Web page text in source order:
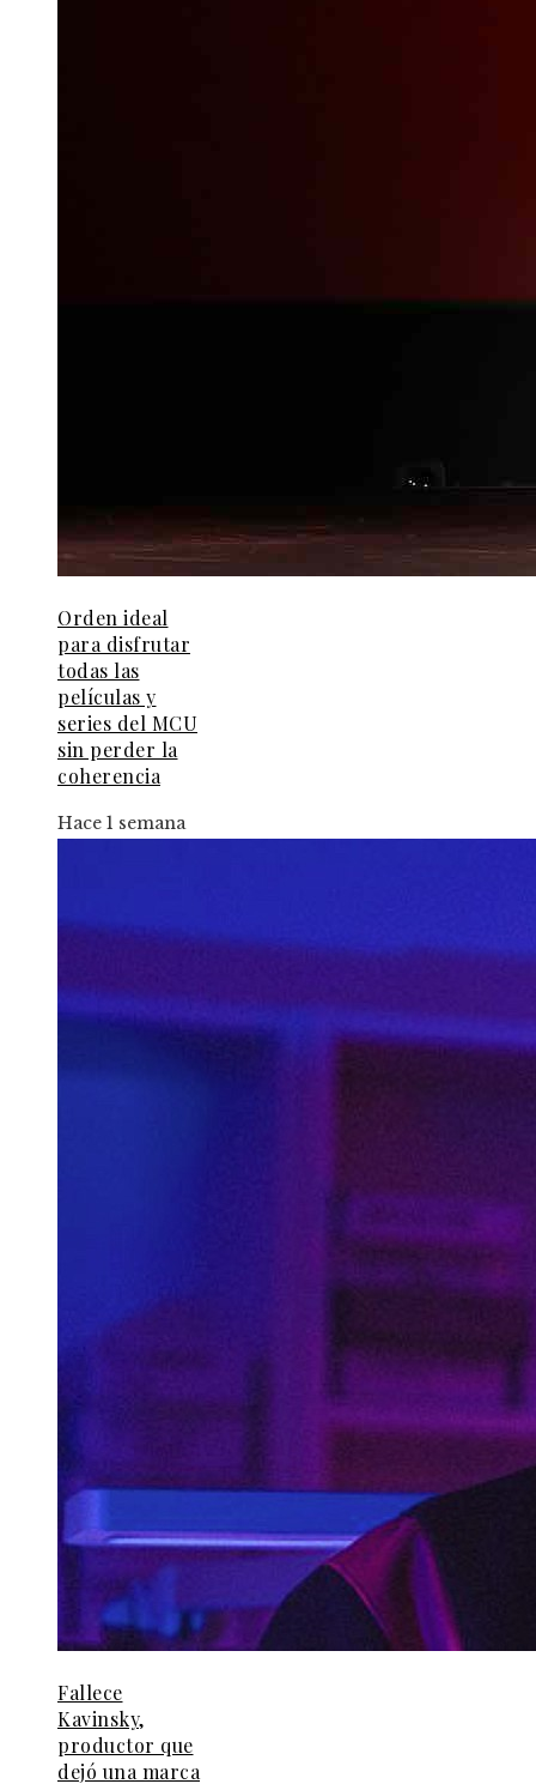
Orden ideal
para disfrutar
todas las
películas y
series del MCU
sin perder la
coherencia
Hace 1 semana
Fallece
Kavinsky,
productor que
dejó una marca